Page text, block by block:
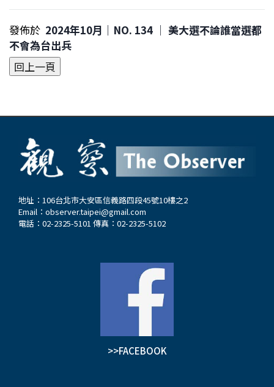
發佈於 2024年10月｜NO. 134 │ 美大選不論誰當選都
不會為台出兵
地址：106台北市大安區信義路四段45號10樓之2
Email： observer.taipei@gmail.com
電話：02-2325-5101 傳真：02-2325-5102
>>FACEBOOK